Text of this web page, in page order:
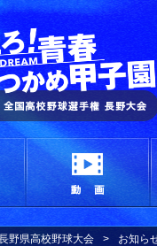
トップ
野県高校野球大会 お知ら